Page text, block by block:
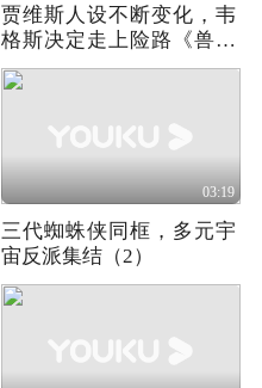
贾维斯人设不断变化，韦
格斯决定走上险路《兽藏
我心》02
03:19
三代蜘蛛侠同框，多元宇
宙反派集结（2）